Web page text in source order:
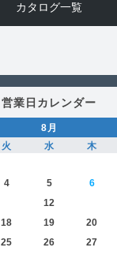
カタログ一覧
営業日カレンダー
8 月
火 水 木
4 5 6
12
18 19 20
25 26 27